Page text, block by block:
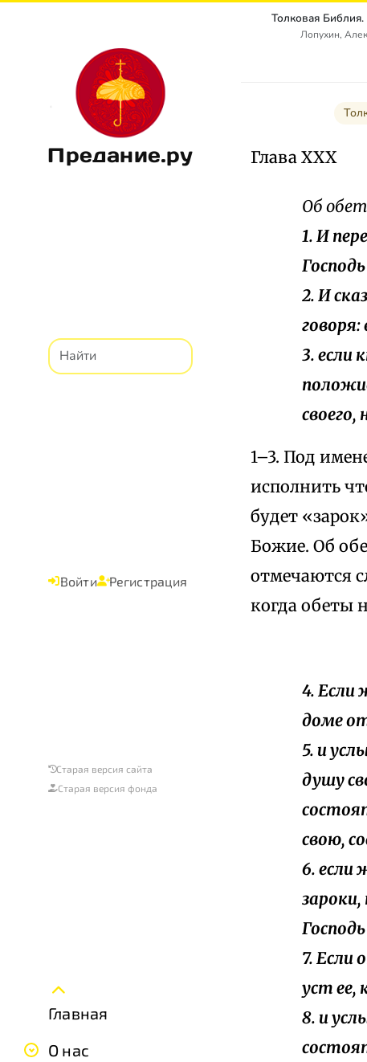
Предание.ру
Войти Регистрация
Старая версия сайта
Старая версия фонда
Главная
О нас
Лопухин,
Глава XXX
Об
1. И
2. И
3. если
1–3. Под
исполнить
будет
Божие. Об
отмечаются
когда обеты
4. Если
доме
5. и
душу
свою,
6. если
7. Если
уст ее,
8. и